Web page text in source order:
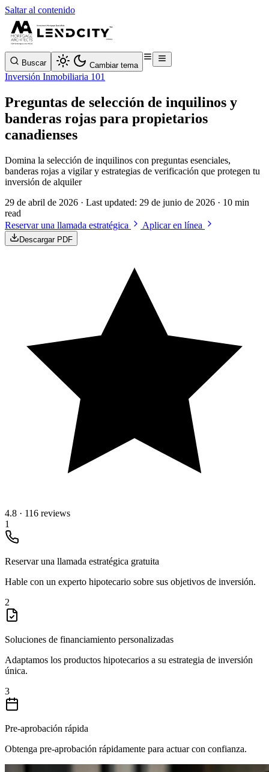
Saltar al contenido
Buscar Cambiar tema
Inversión Inmobiliaria 101
Preguntas de selección de inquilinos y
banderas rojas para propietarios
canadienses
Domina la selección de inquilinos con preguntas esenciales,
banderas rojas a vigilar y estrategias de verificación que protegen tu
inversión de alquiler
29 de abril de 2026 · Last updated: 29 de junio de 2026 · 10 min
read
Reservar una llamada estratégica
Aplicar en línea
Descargar PDF
4.8 · 116 reviews
1
Reservar una llamada estratégica gratuita
Hable con un experto hipotecario sobre sus objetivos de inversión.
2
Soluciones de financiamiento personalizadas
Adaptamos los productos hipotecarios a su estrategia de inversión
única.
3
Pre-aprobación rápida
Obtenga pre-aprobación rápidamente para actuar con confianza.